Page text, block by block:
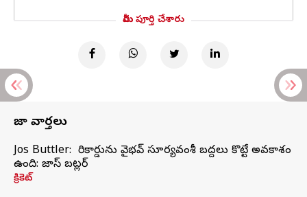
మీరు పూర్తి చేశారు
తాజా వార్తలు
Jos Buttler: నా రికార్డును వైభవ్ సూర్యవంశీ బద్దలు కొట్టే అవకాశం
ఉంది: జాస్ బట్లర్
క్రికెట్